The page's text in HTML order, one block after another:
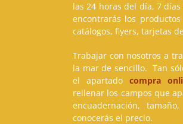
las 24 horas del día, 7
encontrarás los
catálogos, flyers, tarjetas
Trabajar con nosotros a
la mar de sencillo. Tan
el apartado compra
rellenar los campos que
encuadernación,
conocerás el precio.